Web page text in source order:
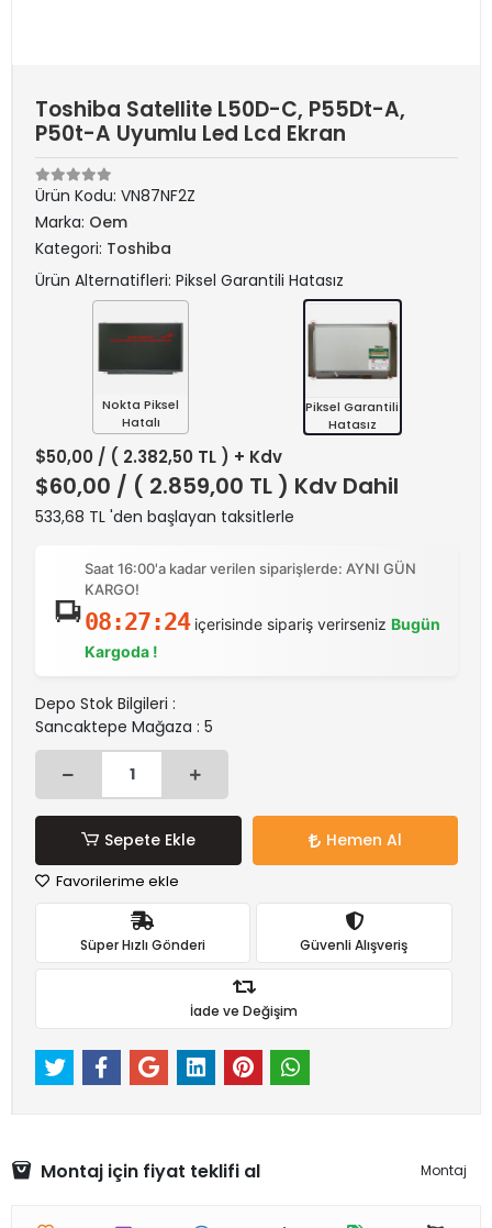
Toshiba Satellite L50D-C, P55Dt-A,
P50t-A Uyumlu Led Lcd Ekran
Ürün Kodu: VN87NF2Z
Marka: Oem
Kategori: Toshiba
Ürün Alternatifleri: Piksel Garantili Hatasız
Nokta Piksel
Hatalı
Piksel Garantili
Hatasız
$50,00 / ( 2.382,50 TL ) + Kdv
$60,00 / ( 2.859,00 TL ) Kdv Dahil
533,68 TL 'den başlayan taksitlerle
Saat 16:00'a kadar verilen siparişlerde: AYNI GÜN
KARGO!
08:27:24içerisinde sipariş verirseniz Bugün
Kargoda !
Depo Stok Bilgileri :
Sancaktepe Mağaza : 5
Sepete Ekle Hemen Al
Favorilerime ekle
Süper Hızlı Gönderi Güvenli Alışveriş
İade ve Değişim
Montaj için fiyat teklifi al Montaj